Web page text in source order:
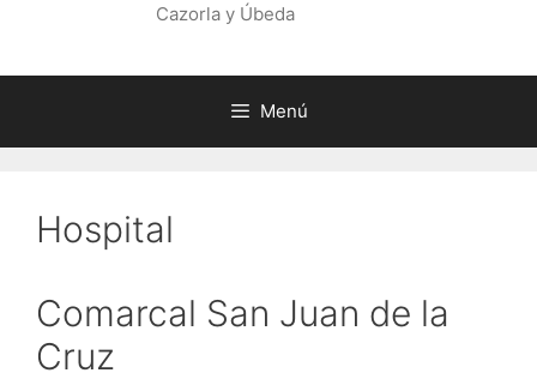
Cazorla y Úbeda
Menú
Hospital
Comarcal San Juan de la
Cruz